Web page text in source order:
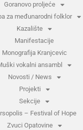
Goranovo proljeće
za međunarodni folklor
Kazalište
Manifestacije
Monografija Kranjcevic
vokalni ansambl
Novosti / News
Projekti
Sekcije
– Festival of Hope
Zvuci Opatovine